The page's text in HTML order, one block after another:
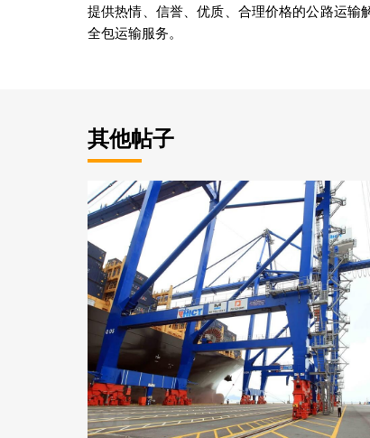
提供热情、信誉、优质、合理价格的公路运输
全包运输服务。
其他帖子